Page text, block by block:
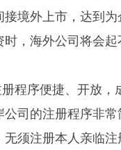
接境外上市，达到
时，海外公司将会
册程序便捷、开放，
公司的注册程序非
无须注册本人亲临